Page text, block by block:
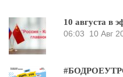
10 августа в
06:03
10 Авг